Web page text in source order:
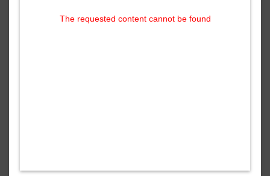
The requested content cannot be found